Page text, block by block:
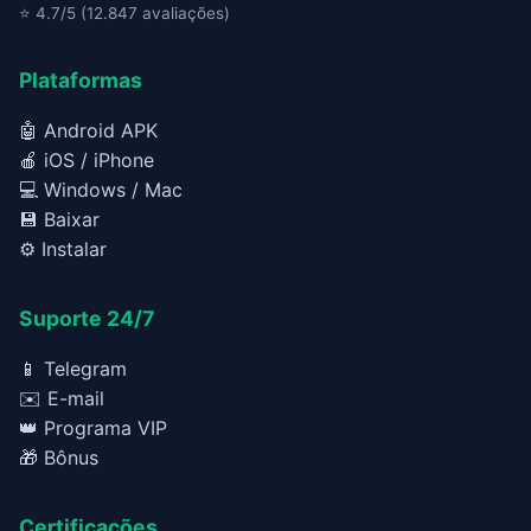
⭐ 4.7/5 (12.847 avaliações)
Plataformas
🤖 Android APK
🍎 iOS / iPhone
💻 Windows / Mac
💾 Baixar
⚙️ Instalar
Suporte 24/7
📱 Telegram
✉️ E-mail
👑 Programa VIP
🎁 Bônus